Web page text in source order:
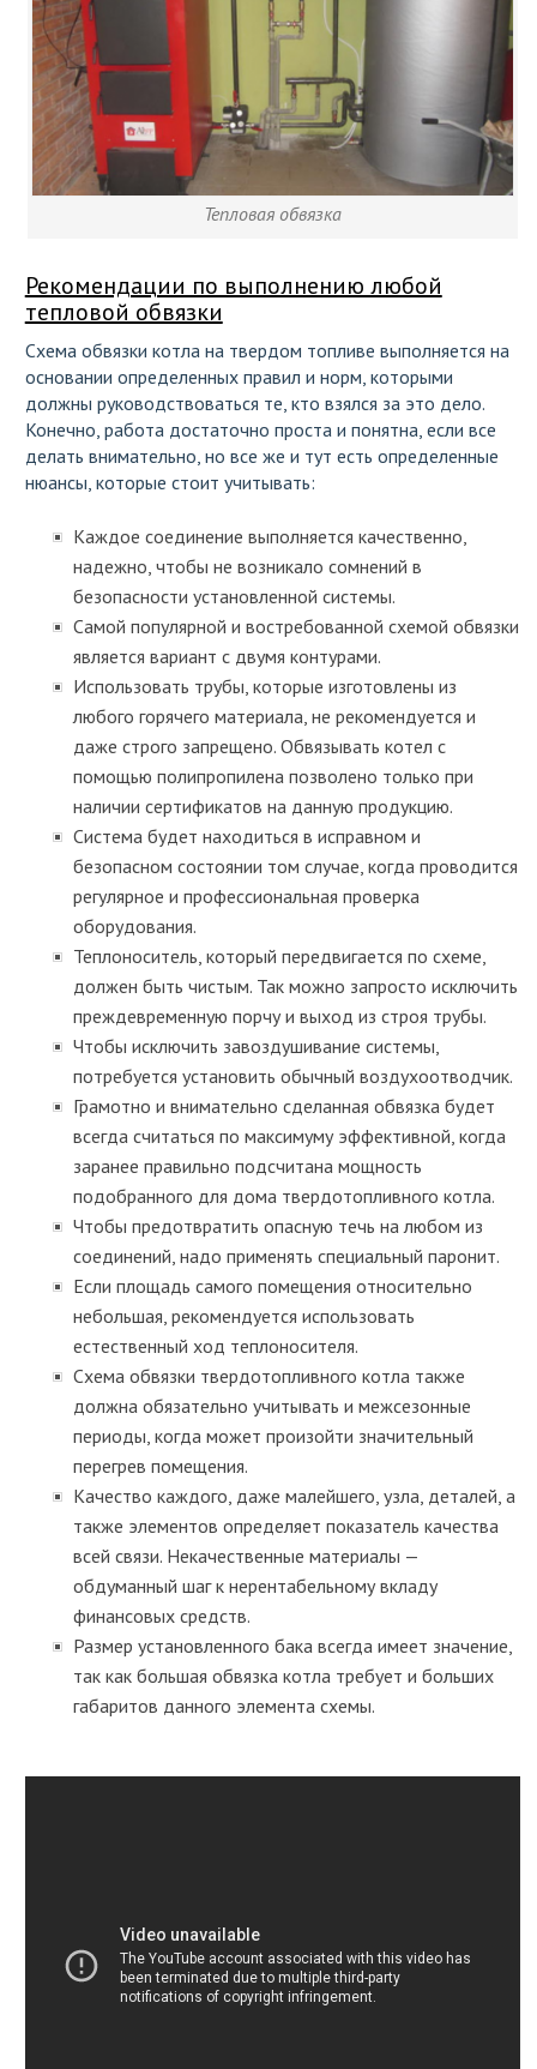
Тепловая обвязка
Рекомендации по выполнению любой
тепловой обвязки
Схема обвязки котла на твердом топливе выполняется на
основании определенных правил и норм, которыми
должны руководствоваться те, кто взялся за это дело.
Конечно, работа достаточно проста и понятна, если все
делать внимательно, но все же и тут есть определенные
нюансы, которые стоит учитывать:
Каждое соединение выполняется качественно,
надежно, чтобы не возникало сомнений в
безопасности установленной системы.
Самой популярной и востребованной схемой обвязки
является вариант с двумя контурами.
Использовать трубы, которые изготовлены из
любого горячего материала, не рекомендуется и
даже строго запрещено. Обвязывать котел с
помощью полипропилена позволено только при
наличии сертификатов на данную продукцию.
Система будет находиться в исправном и
безопасном состоянии том случае, когда проводится
регулярное и профессиональная проверка
оборудования.
Теплоноситель, который передвигается по схеме,
должен быть чистым. Так можно запросто исключить
преждевременную порчу и выход из строя трубы.
Чтобы исключить завоздушивание системы,
потребуется установить обычный воздухоотводчик.
Грамотно и внимательно сделанная обвязка будет
всегда считаться по максимуму эффективной, когда
заранее правильно подсчитана мощность
подобранного для дома твердотопливного котла.
Чтобы предотвратить опасную течь на любом из
соединений, надо применять специальный паронит.
Если площадь самого помещения относительно
небольшая, рекомендуется использовать
естественный ход теплоносителя.
Схема обвязки твердотопливного котла также
должна обязательно учитывать и межсезонные
периоды, когда может произойти значительный
перегрев помещения.
Качество каждого, даже малейшего, узла, деталей, а
также элементов определяет показатель качества
всей связи. Некачественные материалы —
обдуманный шаг к нерентабельному вкладу
финансовых средств.
Размер установленного бака всегда имеет значение,
так как большая обвязка котла требует и больших
габаритов данного элемента схемы.